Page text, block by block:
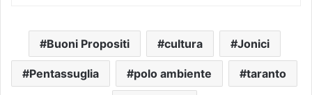
Buoni Propositi cultura Jonici
Pentassuglia polo ambiente taranto